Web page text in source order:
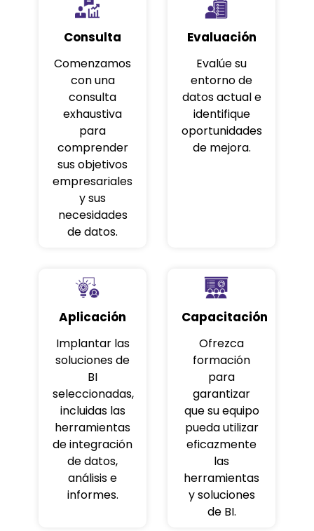
Consulta
Comenzamos
con una
consulta
exhaustiva
para
comprender
sus objetivos
empresariales
y sus
necesidades
de datos.
Evaluación
Evalúe su
entorno de
datos actual e
identifique
oportunidades
de mejora.
Aplicación
Implantar las
soluciones de
BI
seleccionadas,
incluidas las
herramientas
de integración
de datos,
análisis e
informes.
Capacitación
Ofrezca
formación
para
garantizar
que su equipo
pueda utilizar
eficazmente
las
herramientas
y soluciones
de BI.